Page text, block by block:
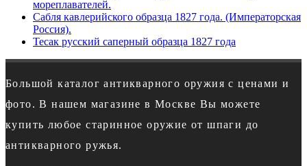
мореплавателей.
Сабля кавлерийского образца 1827 года. (Императорская
Россия).
Тесак русский саперный образца 1827 года
Большой каталог антикварного оружия с ценами и
фото. В нашем магазине в Москве Вы можете
купить любое старинное оружие от шпаги до
антикварного ружья.